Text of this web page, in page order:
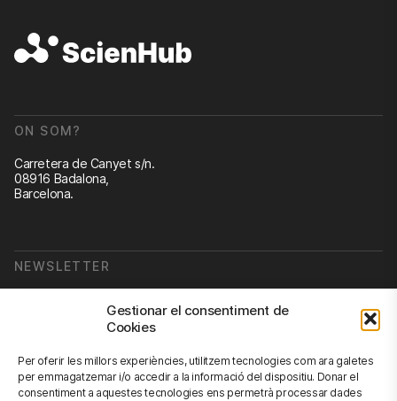
Gestionar el consentiment de
Cookies
Per oferir les millors experiències, utilitzem tecnologies com ara galetes
per emmagatzemar i/o accedir a la informació del dispositiu. Donar el
consentiment a aquestes tecnologies ens permetrà processar dades
ON SOM?
Carretera de Canyet s/n.
08916 Badalona,
Barcelona.
NEWSLETTER